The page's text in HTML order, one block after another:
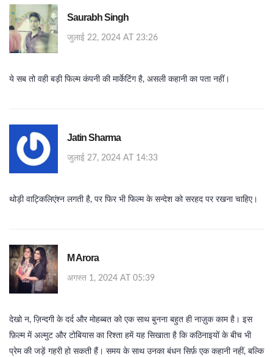
Saurabh Singh
जुलाई 22, 2024 AT 23:26
ये सब तो वही बड़ी फिल्म कंपनी की मार्केटिंग है, असली कहानी का पता नहीं।
Jatin Sharma
जुलाई 27, 2024 AT 14:33
थोड़ी वाट्किलिएंश्न लगती है, पर फिर भी फिल्म के सन्देश को सरहद पर रखना चाहिए।
M Arora
अगस्त 1, 2024 AT 05:39
देखो न, ज़िन्दगी के दर्द और मोहब्बत को एक साथ बुनना बहुत ही नाज़ुक काम है। इस
फ़िल्म में अल्मुट और टोबियास का रिश्ता हमें यह सिखाता है कि कठिनाइयों के बीच भी
प्रेम की जड़ें गहरी हो सकती हैं। समय के साथ उनका बंधन सिर्फ़ एक कहानी नहीं, बल्कि